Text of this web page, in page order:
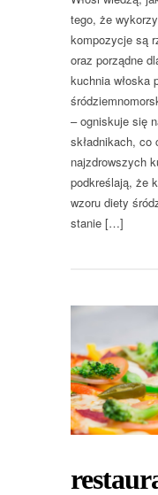
tego, że
kompozycje są
oraz porządne
kuchnia włoska
– ogniskuje się
składnikach, co
najzdrowszych
podkreślają, że
wzoru diety
stanie […]